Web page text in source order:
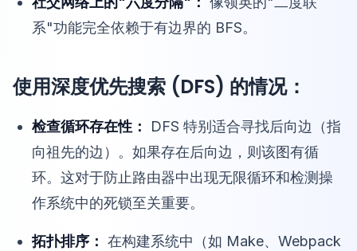
系"功能完全依赖于有边界的 BFS。
使用深度优先搜索 (DFS) 的情况：
检查循环存在性：
DFS 特别适合寻找后向边（指
向祖先的边）。如果存在后向边，则该图有循
环。这对于防止路由器中出现无限循环和检测操
作系统中的死锁至关重要。
拓扑排序： 在构建系统中（如 Make、Webpack